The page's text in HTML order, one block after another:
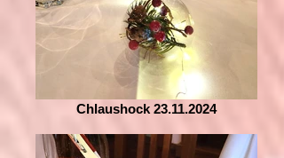
Chlaushock 23.11.2024